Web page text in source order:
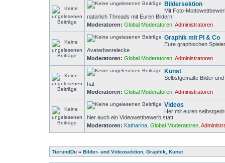
Bildersektion
Mit Foto-
natürlich Threads mit Euren Bildern!
Moderatoren: Global Moderatoren Administratoren
Graphik mit PI & Co
Eure graphischen
Avatarbastelecke
Moderatoren: Global Moderatoren Administratoren
Kunst
Selbstgemalte Bilder
hat
Moderatoren: Global Moderatoren Administratoren
Videos
Her mit euren
hier auch ein Videowettbewerb statt
Moderatoren: Katharina Global Moderatoren
TierundDu » Bilder- und Videosektion, Graphik, Kunst